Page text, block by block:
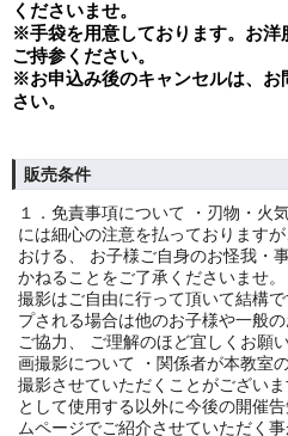
くださいませ。
※手袋を用意しております。お洋
ご持参ください。
※お申込み後のキャンセルは、お
さい。
販売条件
１．免責事項について ・刃物・火
には細心の注意を払っております
おける、 お子様ご自身のお怪我・
かねることをご了承くださいませ
撮影はご自由に行って頂いて結構
プされる場合は他のお子様や一般
ご協力、 ご理解のほど宜しくお願
画撮影について ・関係者が本教室
撮影させていただくことがござい
として使用する以外に今後の開催
ムページでご紹介させていただく